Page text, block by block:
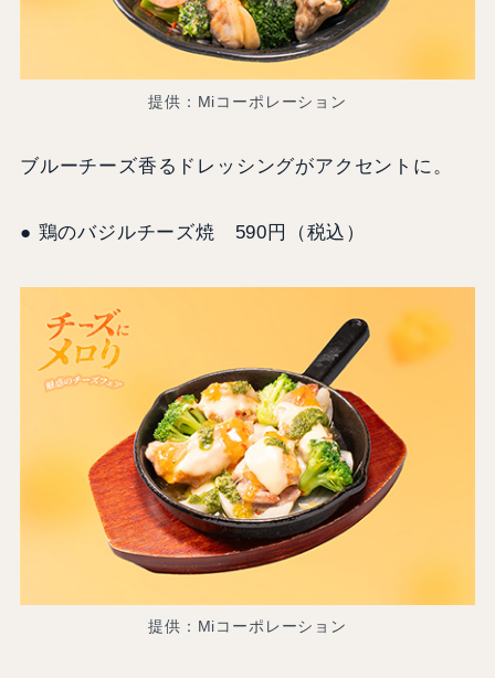
提供：Miコーポレーション
ブルーチーズ香るドレッシングがアクセントに。
● 鶏のバジルチーズ焼 590円（税込）
提供：Miコーポレーション